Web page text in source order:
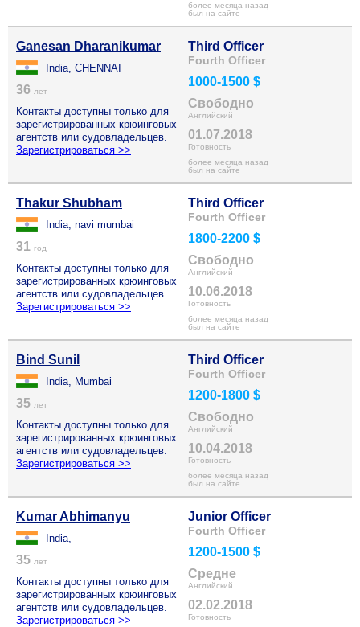
более месяца назад
был на сайте
Ganesan Dharanikumar
India, CHENNAI
36 лет
Контакты доступны только для
зарегистрированных крюинговых
агентств или судовладельцев.
Зарегистрироваться >>
Third Officer
Fourth Officer
1000-1500 $
Свободно
Английский
01.07.2018
Готовность
более месяца назад
был на сайте
Thakur Shubham
India, navi mumbai
31 год
Контакты доступны только для
зарегистрированных крюинговых
агентств или судовладельцев.
Зарегистрироваться >>
Third Officer
Fourth Officer
1800-2200 $
Свободно
Английский
10.06.2018
Готовность
более месяца назад
был на сайте
Bind Sunil
India, Mumbai
35 лет
Контакты доступны только для
зарегистрированных крюинговых
агентств или судовладельцев.
Зарегистрироваться >>
Third Officer
Fourth Officer
1200-1800 $
Свободно
Английский
10.04.2018
Готовность
более месяца назад
был на сайте
Kumar Abhimanyu
India,
35 лет
Контакты доступны только для
зарегистрированных крюинговых
агентств или судовладельцев.
Зарегистрироваться >>
Junior Officer
Fourth Officer
1200-1500 $
Средне
Английский
02.02.2018
Готовность